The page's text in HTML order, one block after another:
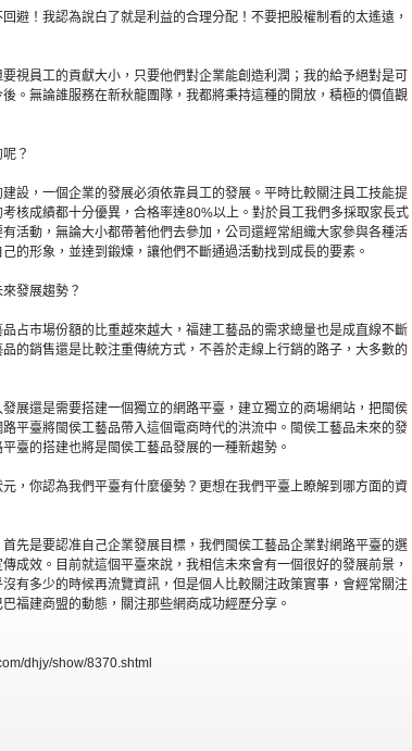
避！我認為說白了就是利益的合理分配！不要把股權制看的太遙遠，
視員工的貢獻大小，只要他們對企業能創造利潤；我的給予絕對是可
。無論誰服務在新秋龍團隊，我都將秉持這種的開放，積極的價值觀
？
設，一個企業的發展必須依靠員工的發展。平時比較關注員工技能提
核成績都十分優異，合格率達80%以上。對於員工我們多採取家長式
活動，無論大小都帶著他們去參加，公司還經常組織大家參與各種活
的形象，並達到鍛煉，讓他們不斷通過活動找到成長的要素。
發展趨勢？
占市場份額的比重越來越大，福建工藝品的需求總量也是成直線不斷
的銷售還是比較注重傳統方式，不善於走線上行銷的路子，大多數的
展還是需要搭建一個獨立的網路平臺，建立獨立的商場網站，把閩侯
平臺將閩侯工藝品帶入這個電商時代的洪流中。閩侯工藝品未來的發
臺的搭建也將是閩侯工藝品發展的一種新趨勢。
，你認為我們平臺有什麼優勢？更想在我們平臺上瞭解到哪方面的資
先是要認准自己企業發展目標，我們閩侯工藝品企業對網路平臺的選
成效。目前就這個平臺來說，我相信未來會有一個很好的發展前景，
有多少的時候再流覽資訊，但是個人比較關注政策實事，會經常關注
福建商盟的動態，關注那些網商成功經歷分享。
dhjy/show/8370.shtml